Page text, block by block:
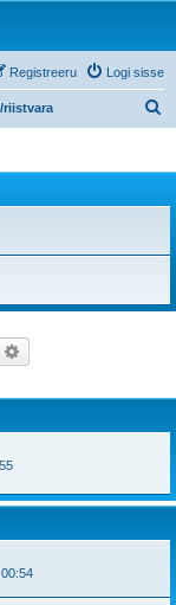
Logi sisse
Registreeru
riistvara